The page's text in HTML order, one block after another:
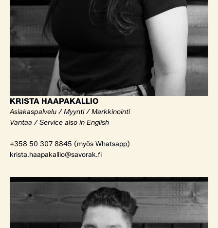
KRISTA HAAPAKALLIO
Asiakaspalvelu / Myynti / Markkinointi
Vantaa / Service also in English
+358 50 307 8845 (myös Whatsapp)
krista.haapakallio@savorak.fi